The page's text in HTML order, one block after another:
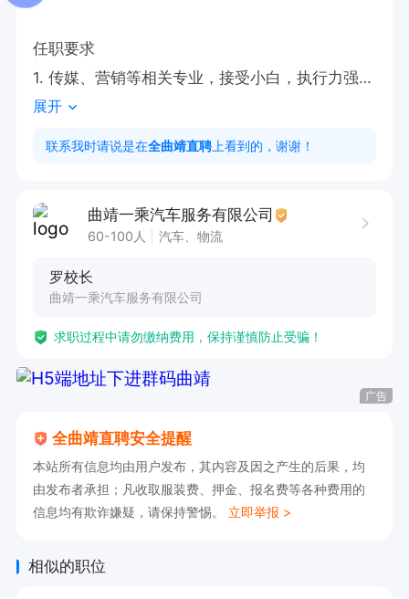
任职要求
1. 传媒、营销等相关专业，接受小白，执行力强，
认真学习
2. 熟悉新媒体平台规则，具备直播经验
员 市场部营销专员 电话销售 客服人员 行政人员
1.3000底薪+高额提成（月入1万左右）一天2-3小
工作：轻松自由，不影响下班接娃，晋升空间很
大，选对平台少奋斗十年。
2.无需经验，公司统一培训，一个星期上岗
3.良好的团队协作能力，强烈的责任心和挣钱欲
展开
联系我时请说是在全曲靖直聘 上看到的，谢谢！
曲靖一乘汽车服务有限公司
60-100人 汽车、物流
罗校长
曲靖一乘汽车服务有限公司
求职过程中请勿缴纳费用，保持谨慎防止受骗！
广告
全曲靖直聘安全提醒
本站所有信息均由用户发布，其内容及因之产生的后果，均
由发布者承担；凡收取服装费、押金、报名费等各种费用的
信息均有欺诈嫌疑，请保持警惕。 立即举报 >
相似的职位